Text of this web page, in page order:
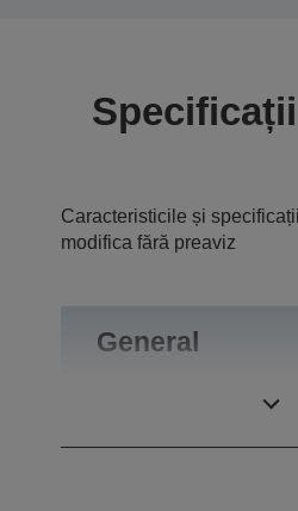
Caracteristicile și
modifica fără preaviz
General